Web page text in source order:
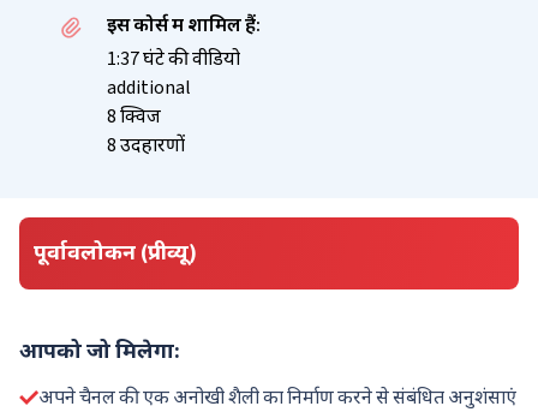
इस कोर्स में शामिल हैं:
1:37 घंटे की वीडियो
additional
8 क्विज
8 उदहारणों
पूर्वावलोकन (प्रीव्यू)
आपको जो मिलेगा:
अपने चैनल की एक अनोखी शैली का निर्माण करने से संबंधित अनुशंसाएं